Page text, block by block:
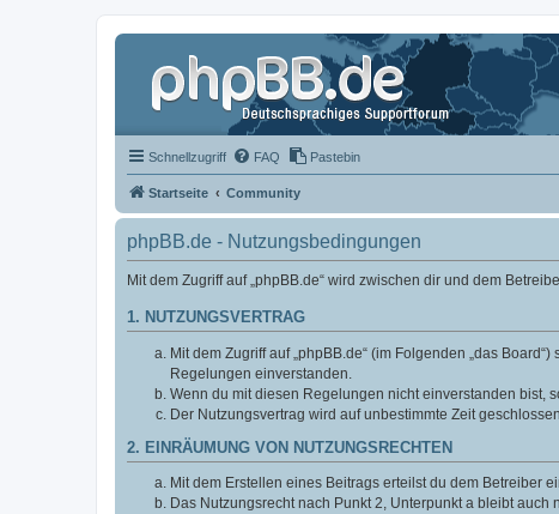
Schnellzugriff FAQ Pastebin
Startseite Community
phpBB.de - Nutzungsbedingungen
Mit dem Zugriff auf „phpBB.de“ wird zwischen dir und dem
1. NUTZUNGSVERTRAG
Mit dem Zugriff auf „phpBB.de“ (im Folgenden „das
Regelungen einverstanden.
Wenn du mit diesen Regelungen nicht einverstanden bist,
Der Nutzungsvertrag wird auf unbestimmte Zeit
2. EINRÄUMUNG VON NUTZUNGSRECHTEN
Mit dem Erstellen eines Beitrags erteilst du dem Betreiber
Das Nutzungsrecht nach Punkt 2, Unterpunkt a bleibt